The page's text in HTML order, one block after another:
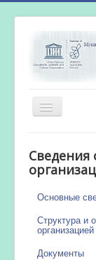
Включить/
выключить
Новости
Сведения
Основные
Структура и
организацией
Документы